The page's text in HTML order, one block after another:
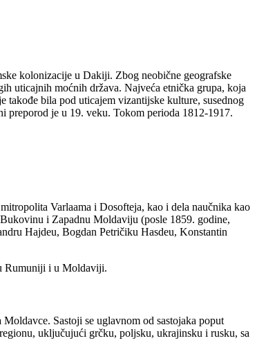
kolonizacije u Dakiji. Zbog neobične geografske
uticajnih moćnih država. Najveća etnička grupa, koja
bila pod uticajem vizantijske kulture, susednog
preporod je u 19. veku. Tokom perioda 1812-1917.
Varlaama i Dosofteja, kao i dela naučnika kao
i Zapadnu Moldaviju (posle 1859. godine,
Hajdeu, Bogdan Petričiku Hasdeu, Konstantin
Rumuniji i u Moldaviji.
Sastoji se uglavnom od sastojaka poput
uključujući grčku, poljsku, ukrajinsku i rusku, sa